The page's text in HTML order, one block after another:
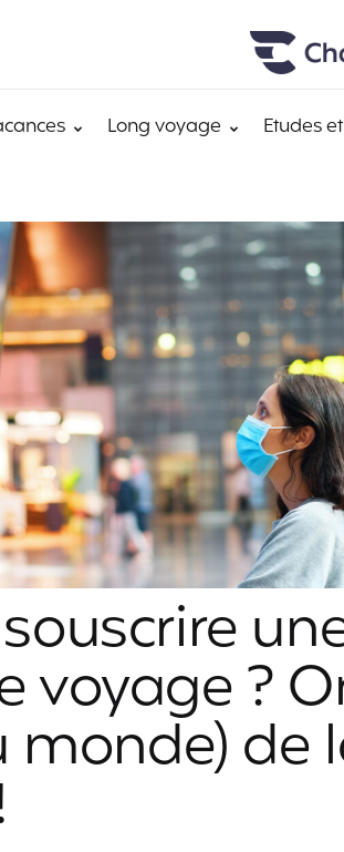
Long voyage Etudes
voyage ?
monde) de